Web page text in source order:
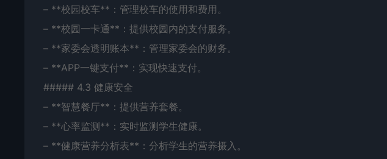
– **校园校车**：管理校车的使用和费用。
– **校园一卡通**：提供校园内的支付服务。
– **家委会透明账本**：管理家委会的财务。
– **APP一键支付**：实现快速支付。
##### 4.3 健康安全
– **智慧餐厅**：提供营养套餐。
– **心率监测**：实时监测学生健康。
– **健康营养分析表**：分析学生的营养摄入。